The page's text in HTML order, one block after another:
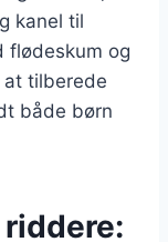
kanel til
flødeskum og
tilberede
både børn